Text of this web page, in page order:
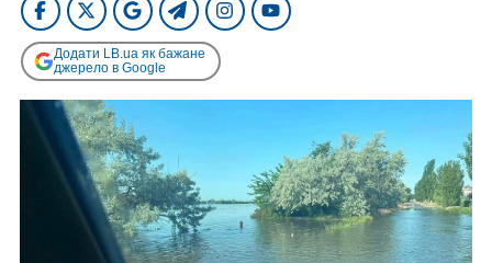
Додати LB.ua як бажане
джерело в Google